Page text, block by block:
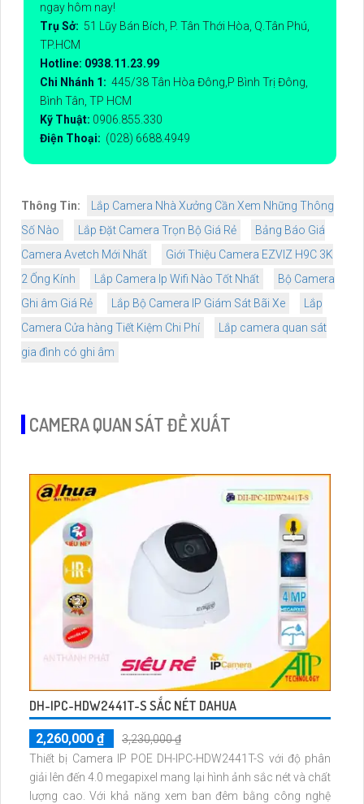
ngay hôm nay!
Trụ Sở: 51 Lũy Bán Bích, P. Tân Thới Hòa, Q.Tân Phú,
TP.HCM
Hotline: 0938.11.23.99
Chi Nhánh 1: 445/38 Tân Hòa Đông,P Bình Trị Đông,
Bình Tân, TP HCM
Kỹ Thuật: 0906.855.330
Điện Thoại: (028) 6688.4949
Thông Tin:
Lắp Camera Nhà Xưởng Cần Xem Những Thông
Số Nào
Lắp Đặt Camera Trọn Bộ Giá Rẻ
Bảng Báo Giá
Camera Avetch Mới Nhất
Giới Thiệu Camera EZVIZ H9C 3K
2 Ống Kính
Lắp Camera Ip Wifi Nào Tốt Nhất
Bộ Camera
Ghi âm Giá Rẻ
Lắp Bộ Camera IP Giám Sát Bãi Xe
Lắp
Camera Cửa hàng Tiết Kiệm Chi Phí
Lắp camera quan sát
gia đình có ghi âm
CAMERA QUAN SÁT ĐỀ XUẤT
DH-IPC-HDW2441T-S SẮC NÉT DAHUA
2,260,000 ₫
3,230,000 ₫
Thiết bị Camera IP POE DH-IPC-HDW2441T-S với độ phân
giải lên đến 4.0 megapixel mang lại hình ảnh sắc nét và chất
lượng cao. Với khả năng xem ban đêm bằng công nghệ